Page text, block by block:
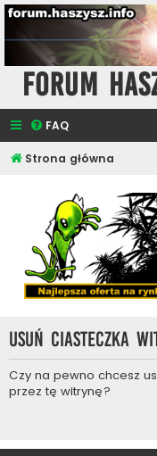
Forum
FAQ
Strona główna
Usuń ciasteczka
Czy na pewno chcesz
przez tę witrynę?